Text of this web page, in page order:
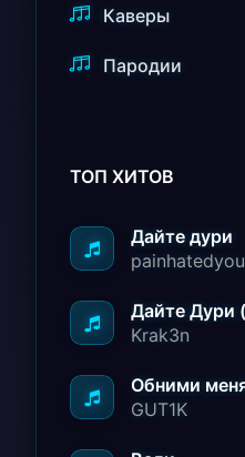
Каверы
Пародии
ТОП ХИТОВ
Дайте дури
painhatedyou
Krak3n
GUT1K